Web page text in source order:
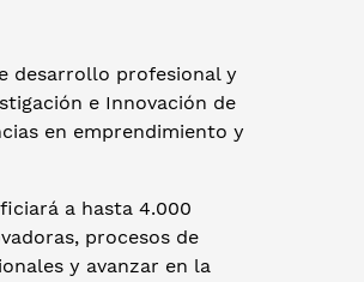
desarrollo profesional y
e Innovación de
en emprendimiento y
a hasta 4.000
procesos de
y avanzar en la